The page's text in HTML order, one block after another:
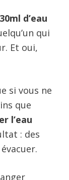
d’eau
qui
Et oui,
si vous ne
que
l’eau
: des